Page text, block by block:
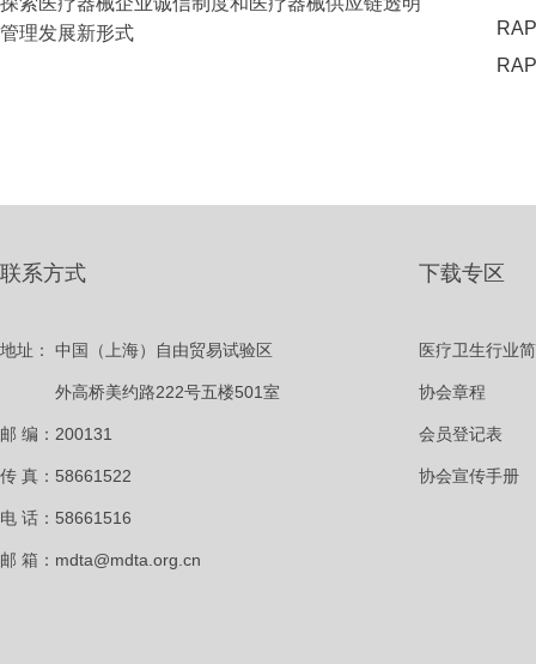
管理发展新形式
联系方式
地址： 中国（上海）自由贸易试验区
外高桥美约路222号五楼501室
邮 编：200131
传 真：58661522
电 话：58661516
邮 箱：mdta@mdta.org.cn
下载专区
医疗卫生行业
协会章程
会员登记表
协会宣传手册